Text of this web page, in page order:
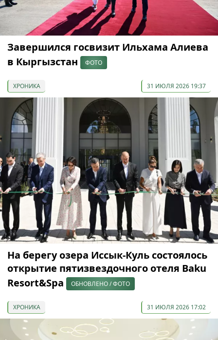
Завершился госвизит Ильхама Алиева
в Кыргызстан
ФОТО
ХРОНИКА 31 ИЮЛЯ 2026 19:37
На берегу озера Иссык-Куль состоялось
открытие пятизвездочного отеля Baku
Resort&Spa
ОБНОВЛЕНО / ФОТО
ХРОНИКА 31 ИЮЛЯ 2026 17:02